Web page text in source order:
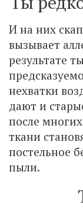
И на них
вызывает
результате
нехватки
дают и
после
ткани
постельное
пыли.